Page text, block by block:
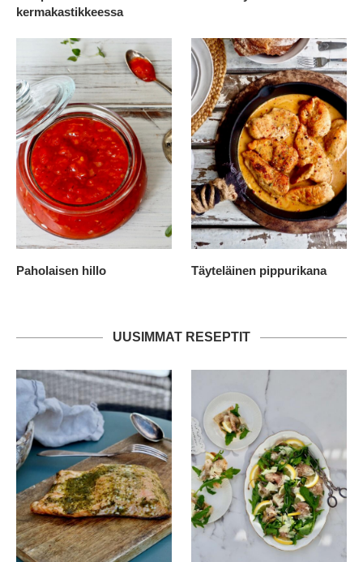
kermakastikkeessa
Paholaisen hillo Täyteläinen pippurikana
UUSIMMAT RESEPTIT